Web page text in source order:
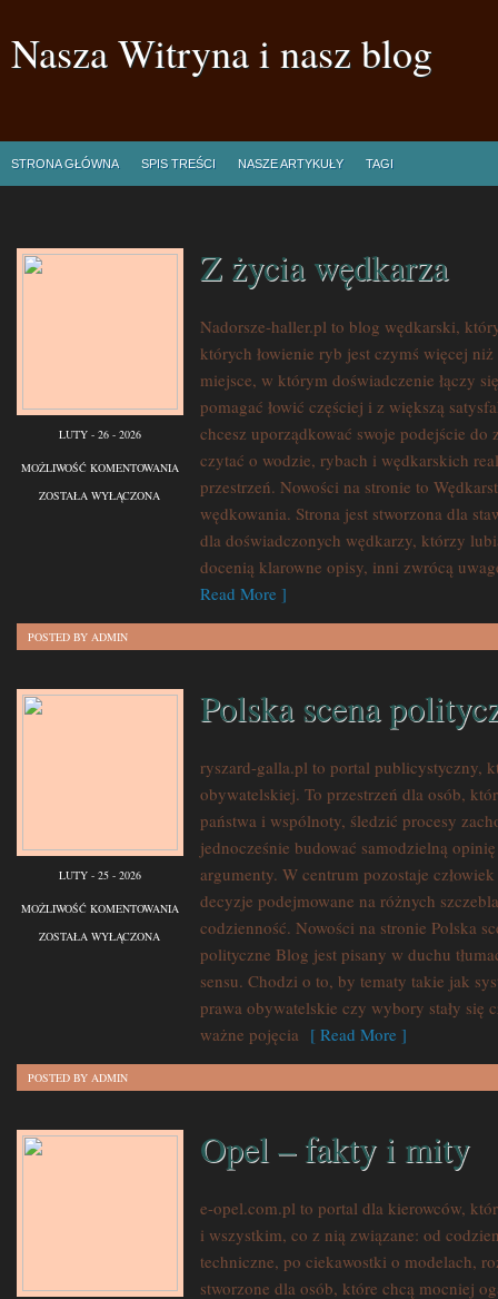
Nasza Witryna i nasz blog
STRONA GŁÓWNA SPIS TREŚCI NASZE ARTYKUŁY TAGI
LUTY - 26 - 2026
MOŻLIWOŚĆ KOMENTOWANIA
ŻYCIA
WĘDKARZA
ZOSTAŁA WYŁĄCZONA
Z życia wędkarza
Nadorsze-haller.pl to blog wędkarski,
których łowienie ryb jest czymś więcej
miejsce, w którym doświadczenie łączy
pomagać łowić częściej i z większą
chcesz uporządkować swoje podejście
czytać o wodzie, rybach i wędkarskich
przestrzeń. Nowości na stronie to
wędkowania. Strona jest stworzona dla
dla doświadczonych wędkarzy, którzy
docenią klarowne opisy, inni zwrócą
Read More ]
POSTED BY ADMIN
LUTY - 25 - 2026
MOŻLIWOŚĆ KOMENTOWANIA POLSKA
SCENA
POLITYCZNA
ZOSTAŁA WYŁĄCZONA
Polska scena
ryszard-galla.pl to portal publicystyczny,
obywatelskiej. To przestrzeń dla osób,
państwa i wspólnoty, śledzić procesy
jednocześnie budować samodzielną
argumenty. W centrum pozostaje
decyzje podejmowane na różnych
codzienność. Nowości na stronie Polska
polityczne Blog jest pisany w duchu
sensu. Chodzi o to, by tematy takie jak
prawa obywatelskie czy wybory stały się
ważne pojęcia [ Read More ]
POSTED BY ADMIN
Opel – fakty i mity
e-opel.com.pl to portal dla kierowców,
i wszystkim, co z nią związane: od
techniczne, po ciekawostki o modelach,
stworzone dla osób, które chcą mocniej